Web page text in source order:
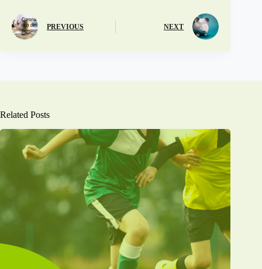
PREVIOUS NEXT
Related Posts